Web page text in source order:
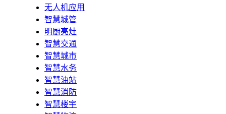
无人机应用
智慧城管
明厨亮灶
智慧交通
智慧城市
智慧水务
智慧油站
智慧消防
智慧楼宇